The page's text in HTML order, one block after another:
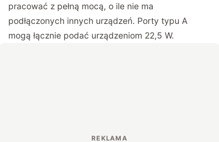
pracować z pełną mocą, o ile nie ma
podłączonych innych urządzeń. Porty typu A
mogą łącznie podać urządzeniom 22,5 W.